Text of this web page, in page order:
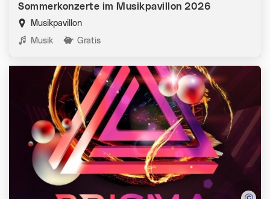
Sommerkonzerte im Musikpavillon 2026
Musikpavillon
Kategorien:
Musik Gratis